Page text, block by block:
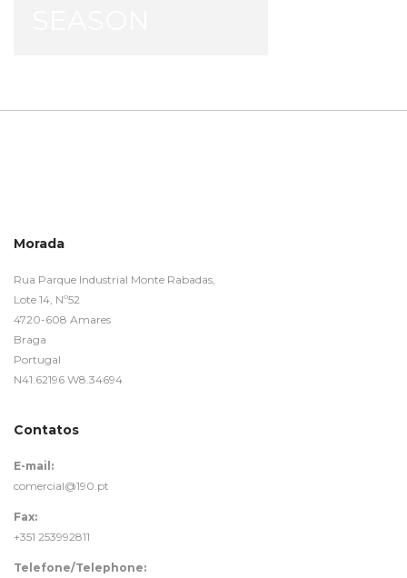
Morada
Rua Parque Industrial Monte Rabadas,
Lote 14, Nº52
4720-608 Amares
Braga
Portugal
N41.62196 W8.34694
Contatos
E-mail:
comercial@190.pt
Fax:
+351 253992811
Telefone/Telephone: